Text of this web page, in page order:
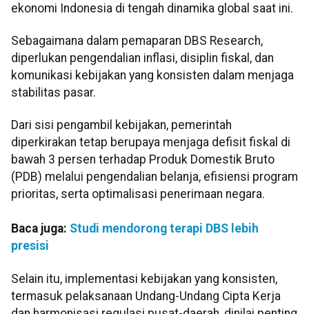
ekonomi Indonesia di tengah dinamika global saat ini.
Sebagaimana dalam pemaparan DBS Research,
diperlukan pengendalian inflasi, disiplin fiskal, dan
komunikasi kebijakan yang konsisten dalam menjaga
stabilitas pasar.
Dari sisi pengambil kebijakan, pemerintah
diperkirakan tetap berupaya menjaga defisit fiskal di
bawah 3 persen terhadap Produk Domestik Bruto
(PDB) melalui pengendalian belanja, efisiensi program
prioritas, serta optimalisasi penerimaan negara.
Baca juga: Studi mendorong terapi DBS lebih
presisi
Selain itu, implementasi kebijakan yang konsisten,
termasuk pelaksanaan Undang-Undang Cipta Kerja